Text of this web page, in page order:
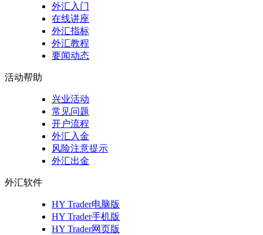
外汇入门
在线讲座
外汇指标
外汇教程
要闻动态
活动帮助
兴业活动
常见问题
开户流程
外汇入金
风险注意提示
外汇出金
外汇软件
HY Trader电脑版
HY Trader手机版
HY Trader网页版